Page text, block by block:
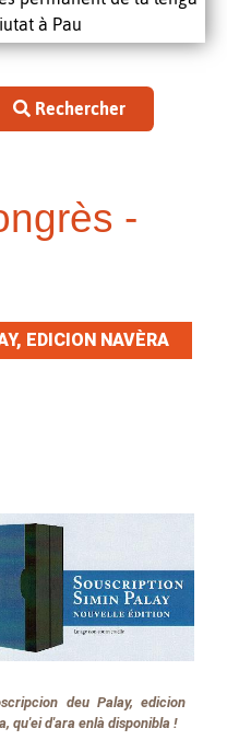
à Pau
Rechercher
-
EDICION NAVÈRA
deu Palay, edicion
qu'ei d'ara enlà disponibla !